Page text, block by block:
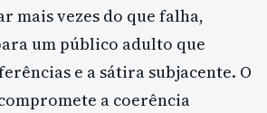
mais vezes do que falha,
um público adulto que
e a sátira subjacente. O
a coerência